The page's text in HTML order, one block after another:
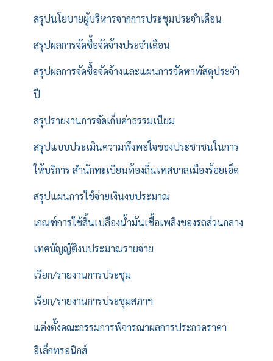
สรุปนโยบายผู้บริหารจากการประชุมประจำเดือน
สรุปผลการจัดซื้อจัดจ้างประจำเดือน
สรุปผลการจัดซื้อจัดจ้างและแผนการจัดหาพัสดุประจำ
ปี
สรุปรายงานการจัดเก็บค่าธรรมเนียม
สรุปแบบประเมินความพึงพอใจของประชาชนในการ
ให้บริการ สำนักทะเบียนท้องถิ่นเทศบาลเมืองร้อยเอ็ด
สรุปแผนการใช้จ่ายเงินงบประมาณ
เกณฑ์การใช้สิ้นเปลืองน้ำมันเชื้อเพลิงของรถส่วนกลาง
เทศบัญญัติงบประมาณรายจ่าย
เรียก/รายงานการประชุม
เรียก/รายงานการประชุมสภาฯ
แต่งตั้งคณะกรรมการพิจารณาผลการประกวดราคา
อิเล็กทรอนิกส์